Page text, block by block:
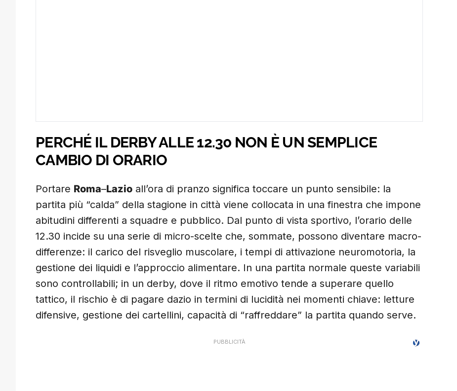
PERCHÉ IL DERBY ALLE 12.30 NON È UN SEMPLICE
CAMBIO DI ORARIO
Portare Roma–Lazio all’ora di pranzo significa toccare un punto sensibile: la
partita più “calda” della stagione in città viene collocata in una finestra che impone
abitudini differenti a squadre e pubblico. Dal punto di vista sportivo, l’orario delle
12.30 incide su una serie di micro-scelte che, sommate, possono diventare macro-
differenze: il carico del risveglio muscolare, i tempi di attivazione neuromotoria, la
gestione dei liquidi e l’approccio alimentare. In una partita normale queste variabili
sono controllabili; in un derby, dove il ritmo emotivo tende a superare quello
tattico, il rischio è di pagare dazio in termini di lucidità nei momenti chiave: letture
difensive, gestione dei cartellini, capacità di “raffreddare” la partita quando serve.